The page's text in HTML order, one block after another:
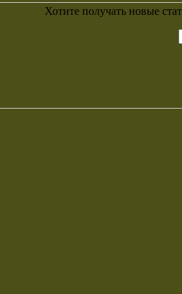
Хотите получать новые